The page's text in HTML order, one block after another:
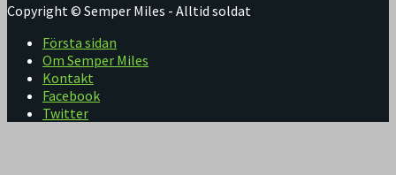
Copyright © Semper Miles - Alltid soldat
Första sidan
Om Semper Miles
Kontakt
Facebook
Twitter